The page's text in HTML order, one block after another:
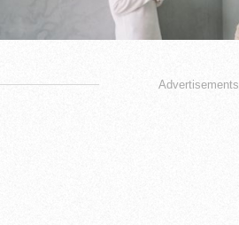
Advertisements